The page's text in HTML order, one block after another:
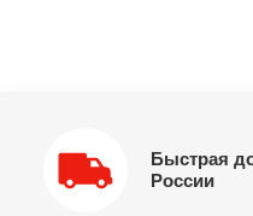
Быстрая
России